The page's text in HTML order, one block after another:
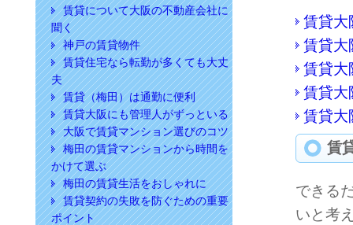
賃貸について大阪の不動産会社に
聞く
神戸の賃貸物件
賃貸住宅なら転勤が多くても大丈
夫
賃貸（梅田）は通勤に便利
賃貸大阪にも管理人がずっといる
大阪で賃貸マンション選びのコツ
梅田の賃貸マンションから時間を
かけて選ぶ
梅田の賃貸生活をおしゃれに
賃貸契約の失敗を防ぐための重要
ポイント
賃貸大
賃貸大
賃貸大
賃貸大
賃貸大
賃
できる
いと考